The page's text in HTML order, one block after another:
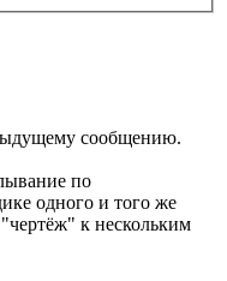
сообщению.
по
одного и того же
к нескольким